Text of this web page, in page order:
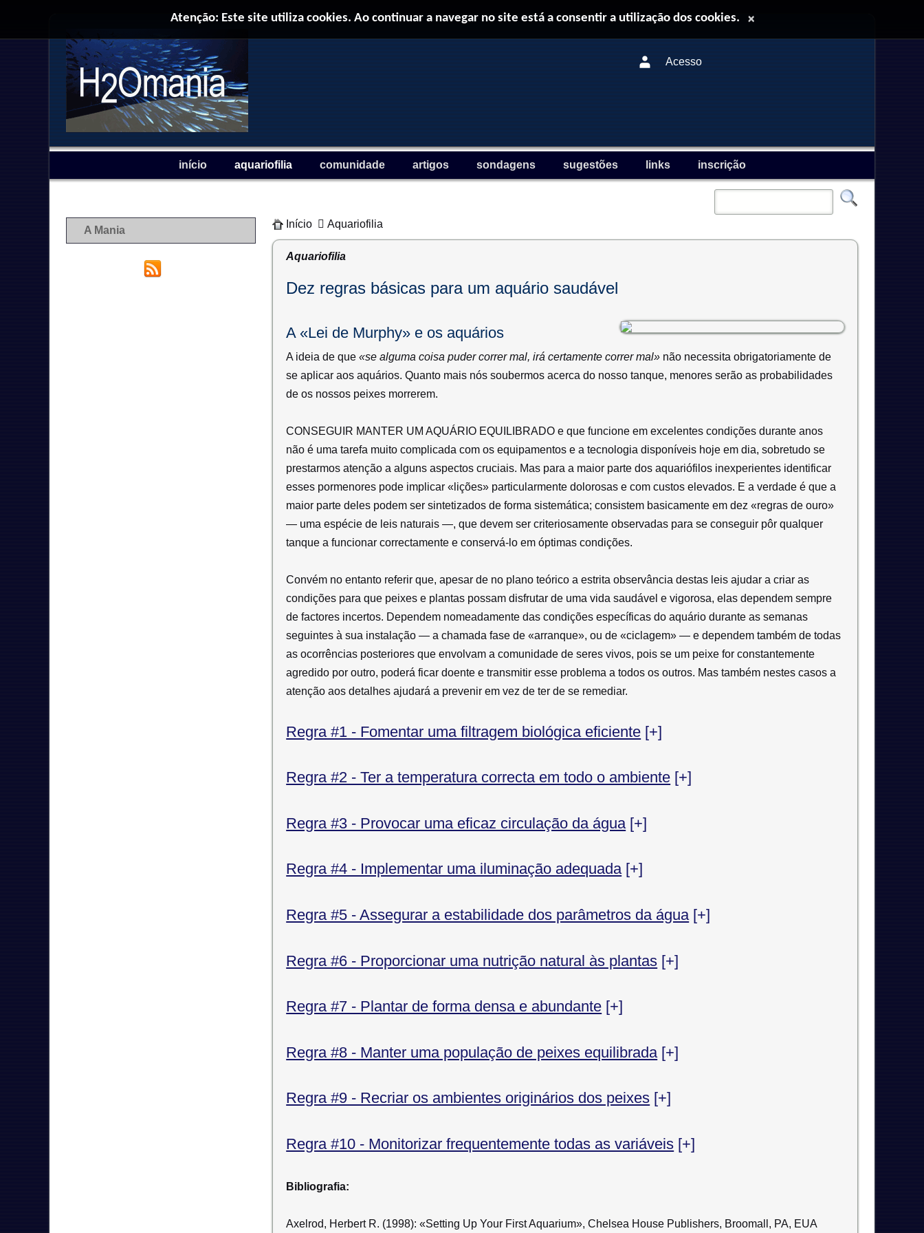
Acesso
início aquariofilia comunidade artigos sondagens sugestões links inscrição
A Mania
Início Aquariofilia
Aquariofilia
Dez regras básicas para um aquário saudável
A «Lei de Murphy» e os aquários
A ideia de que«se alguma coisa puder correr mal, irá certamente correr mal» não necessita obrigatoriamente de
se aplicar aos aquários. Quanto mais nós soubermos acerca do nosso tanque, menores serão as probabilidades
de os nossos peixes morrerem.
CONSEGUIR MANTER UM AQUÁRIO EQUILIBRADO e que funcione em excelentes condições durante anos
não é uma tarefa muito complicada com os equipamentos e a tecnologia disponíveis hoje em dia, sobretudo se
prestarmos atenção a alguns aspectos cruciais. Mas para a maior parte dos aquariófilos inexperientes identificar
esses pormenores pode implicar «lições» particularmente dolorosas e com custos elevados. E a verdade é que a
maior parte deles podem ser sintetizados de forma sistemática; consistem basicamente em dez «regras de ouro»
— uma espécie de leis naturais —, que devem ser criteriosamente observadas para se conseguir pôr qualquer
tanque a funcionar correctamente e conservá-lo em óptimas condições.
Convém no entanto referir que, apesar de no plano teórico a estrita observância destas leis ajudar a criar as
condições para que peixes e plantas possam disfrutar de uma vida saudável e vigorosa, elas dependem sempre
de factores incertos. Dependem nomeadamente das condições específicas do aquário durante as semanas
seguintes à sua instalação — a chamada fase de «arranque», ou de «ciclagem» — e dependem também de todas
as ocorrências posteriores que envolvam a comunidade de seres vivos, pois se um peixe for constantemente
agredido por outro, poderá ficar doente e transmitir esse problema a todos os outros. Mas também nestes casos a
atenção aos detalhes ajudará a prevenir em vez de ter de se remediar.
Regra #1 - Fomentar uma filtragem biológica eficiente [+]
Regra #2 - Ter a temperatura correcta em todo o ambiente [+]
Regra #3 - Provocar uma eficaz circulação da água [+]
Regra #4 - Implementar uma iluminação adequada [+]
Regra #5 - Assegurar a estabilidade dos parâmetros da água [+]
Regra #6 - Proporcionar uma nutrição natural às plantas [+]
Regra #7 - Plantar de forma densa e abundante [+]
Regra #8 - Manter uma população de peixes equilibrada [+]
Regra #9 - Recriar os ambientes originários dos peixes [+]
Regra #10 - Monitorizar frequentemente todas as variáveis [+]
Bibliografia:
Axelrod, Herbert R. (1998): «Setting Up Your First Aquarium», Chelsea House Publishers, Broomall, PA, EUA
Atenção: Este site utiliza cookies. Ao continuar a navegar no site está a consentir a utilização dos cookies. ×